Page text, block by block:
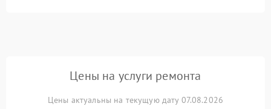
Цены на услуги ремонта
Цены актуальны на текущую дату 07.08.2026